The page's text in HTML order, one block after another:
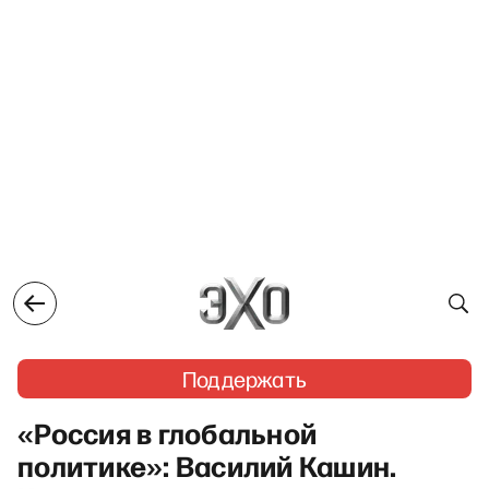
Поддержать
«Россия в глобальной
политике»: Василий Кашин.